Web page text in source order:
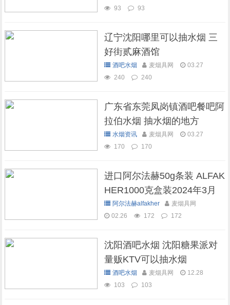
93
93
辽宁沈阳哪里可以抽水烟 三
好街贰麻酒馆
酒吧水烟 麦烟具网
03.27
240
240
广东省东莞凤岗镇酒吧餐吧阿
拉伯水烟 抽水烟的地方
水烟资讯 麦烟具网
03.27
170
170
进口阿尔法赫50g条装 ALFAK
HER1000克盒装2024年3月
现货库存
阿尔法赫alfakher
麦烟具网
02.26
172 172
沈阳酒吧水烟 沈阳糖果派对
量贩KTV可以抽水烟
酒吧水烟 麦烟具网
12.28
103
103